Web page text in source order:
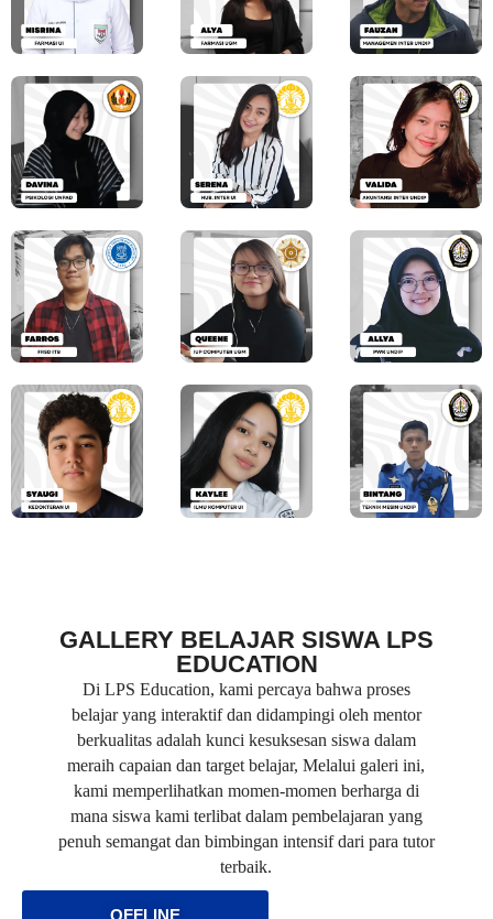
GALLERY BELAJAR SISWA LPS
EDUCATION
Di LPS Education, kami percaya bahwa proses
belajar yang interaktif dan didampingi oleh mentor
berkualitas adalah kunci kesuksesan siswa dalam
meraih capaian dan target belajar, Melalui galeri ini,
kami memperlihatkan momen-momen berharga di
mana siswa kami terlibat dalam pembelajaran yang
penuh semangat dan bimbingan intensif dari para tutor
terbaik.
OFFLINE